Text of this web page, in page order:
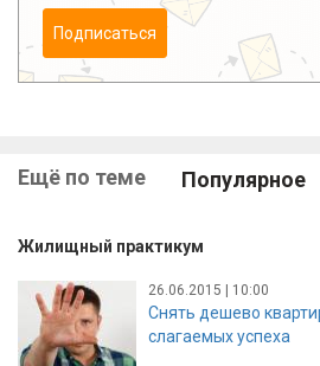
Подписаться
Ещё по теме Популярное
Жилищный практикум
26.06.2015 | 10:00
Снять дешево
слагаемых успеха